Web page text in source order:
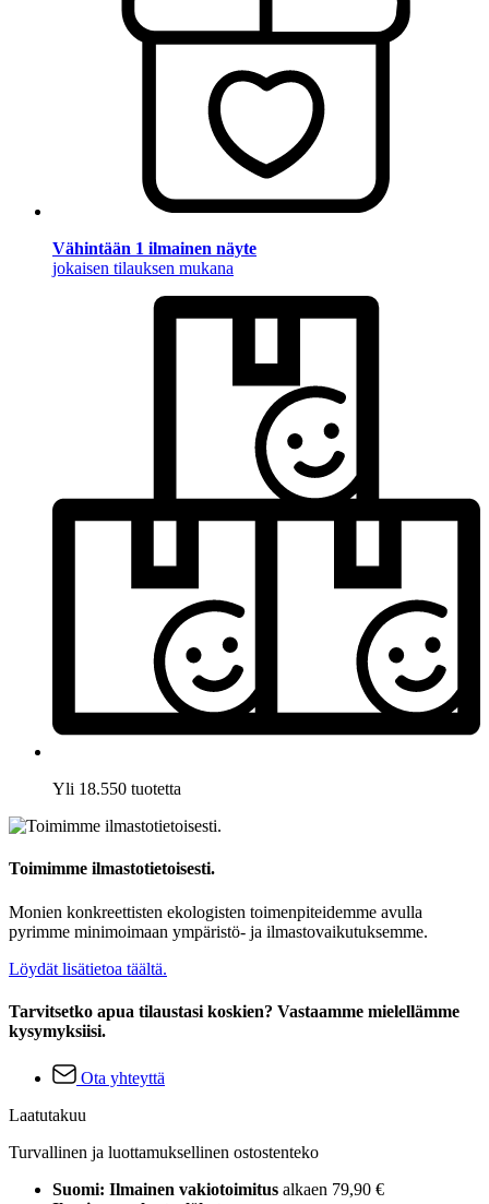
Vähintään 1 ilmainen näyte
jokaisen tilauksen mukana
Yli 18.550 tuotetta
Toimimme ilmastotietoisesti.
Monien konkreettisten ekologisten toimenpiteidemme avulla
pyrimme minimoimaan ympäristö- ja ilmastovaikutuksemme.
Löydät lisätietoa täältä.
Tarvitsetko apua tilaustasi koskien? Vastaamme mielellämme
kysymyksiisi.
Ota yhteyttä
Laatutakuu
Turvallinen ja luottamuksellinen ostostenteko
Suomi: Ilmainen vakiotoimitus alkaen 79,90 €